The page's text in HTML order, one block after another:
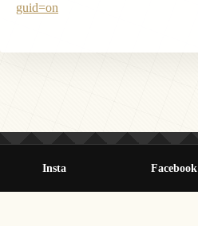
guid=on
Insta Facebook